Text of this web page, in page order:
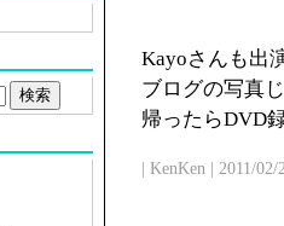
Kayoさんも出
ブログの写真
帰ったらDVD
| KenKen | 2011/